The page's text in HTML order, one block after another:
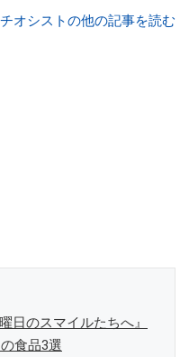
オシストの他の記事を読む
日のスマイルたちへ』
食品3選